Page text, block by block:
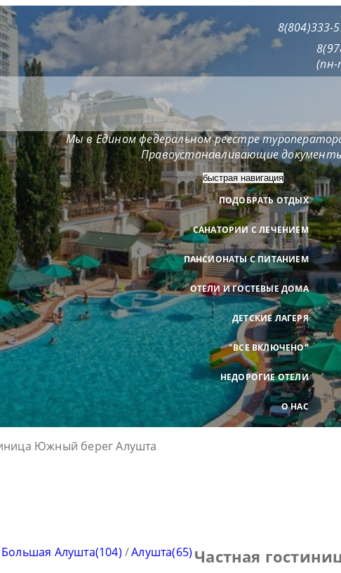
8(804)333-
(пн-
Мы в Едином федеральном реестре
Правоустанавливающие
быстрая навигация
ПОДОБРАТЬ ОТДЫХ
САНАТОРИИ С ЛЕЧЕНИЕМ
ПАНСИОНАТЫ С ПИТАНИЕМ
ОТЕЛИ И ГОСТЕВЫЕ ДОМА
ДЕТСКИЕ ЛАГЕРЯ
"ВСЕ ВКЛЮЧЕНО"
НЕДОРОГИЕ ОТЕЛИ
О НАС
Большая Алушта(104) /Алушта(65) Частная